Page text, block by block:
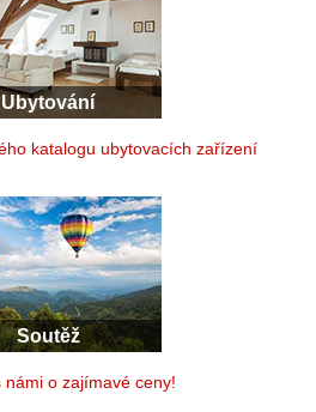
Ubytování
katalogu ubytovacích zařízení
Soutěž
námi o zajímavé ceny!